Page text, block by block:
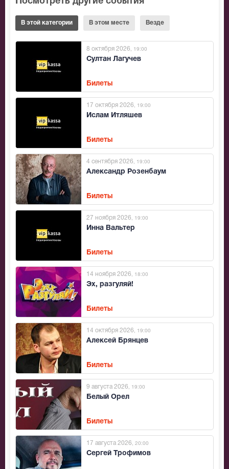
В этой категории В этом месте Везде
Султан Лагучев
8 октября 2026 , 19:00
Билеты
Ислам Итляшев
17 октября 2026 , 19:00
Билеты
Александр Розенбаум
4 сентября 2026 , 19:00
Билеты
Инна Вальтер
27 ноября 2026 , 19:00
Билеты
Эх, разгуляй!
14 ноября 2026 , 18:00
Билеты
Алексей Брянцев
14 октября 2026 , 19:00
Билеты
Белый Орел
9 августа 2026 , 19:00
Билеты
Сергей Трофимов
17 августа 2026 , 20:00